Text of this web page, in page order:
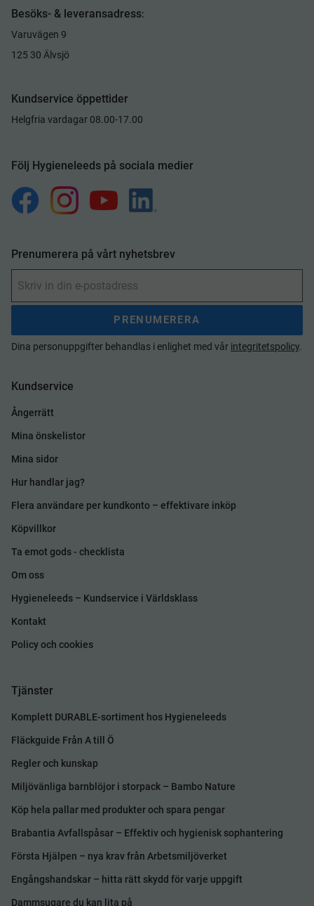
Besöks- & leveransadress:
Varuvägen 9
125 30 Älvsjö
Kundservice öppettider
Helgfria vardagar 08.00-17.00
Följ Hygieneleeds på sociala medier
Prenumerera på vårt nyhetsbrev
PRENUMERERA
Dina personuppgifter behandlas i enlighet med vår integritetspolicy.
Kundservice
Ångerrätt
Mina önskelistor
Mina sidor
Hur handlar jag?
Flera användare per kundkonto – effektivare inköp
Köpvillkor
Ta emot gods - checklista
Om oss
Hygieneleeds – Kundservice i Världsklass
Kontakt
Policy och cookies
Tjänster
Komplett DURABLE-sortiment hos Hygieneleeds
Fläckguide Från A till Ö
Regler och kunskap
Miljövänliga barnblöjor i storpack – Bambo Nature
Köp hela pallar med produkter och spara pengar
Brabantia Avfallspåsar – Effektiv och hygienisk sophantering
Första Hjälpen – nya krav från Arbetsmiljöverket
Engångshandskar – hitta rätt skydd för varje uppgift
Dammsugare du kan lita på